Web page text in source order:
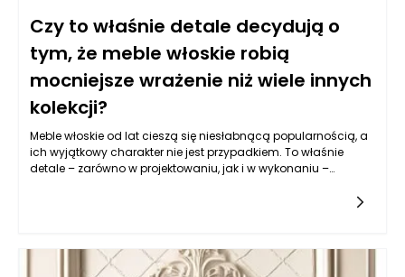
Czy to właśnie detale decydują o
tym, że meble włoskie robią
mocniejsze wrażenie niż wiele innych
kolekcji?
Meble włoskie od lat cieszą się niesłabnącą popularnością, a
ich wyjątkowy charakter nie jest przypadkiem. To właśnie
detale – zarówno w projektowaniu, jak i w wykonaniu –
projekcie odczuwalne są wpływy lokalnych twórców oraz
innowacyjne podejście do klasyki, co czyni meble włoskie